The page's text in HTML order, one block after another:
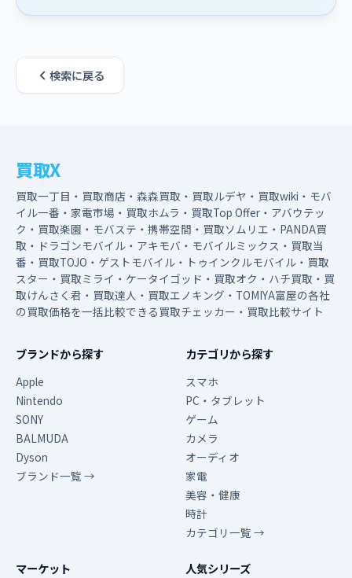
検索に戻る
買取X
買取一丁目・買取商店・森森買取・買取ルデヤ・買取wiki・モバ
イル一番・家電市場・買取ホムラ・買取Top Offer・アバウテッ
ク・買取楽園・モバステ・携帯空間・買取ソムリエ・PANDA買
取・ドラゴンモバイル・アキモバ・モバイルミックス・買取当
番・買取TOJO・ゲストモバイル・トゥインクルモバイル・買取
スター・買取ミライ・ケータイゴッド・買取オク・ハチ買取・買
取けんさく君・買取達人・買取エノキング・TOMIYA富屋の各社
の買取価格を一括比較できる買取チェッカー・買取比較サイト
ブランドから探す
Apple
Nintendo
SONY
BALMUDA
Dyson
ブランド一覧 →
カテゴリから探す
スマホ
PC・タブレット
ゲーム
カメラ
オーディオ
家電
美容・健康
時計
カテゴリ一覧 →
マーケット 人気シリーズ